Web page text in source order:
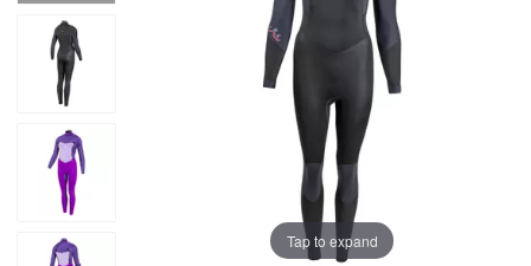
Tap to expand